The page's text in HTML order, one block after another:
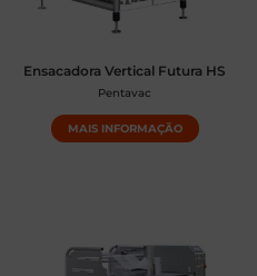
Ensacadora Vertical Futura HS
Pentavac
MAIS INFORMAÇÃO